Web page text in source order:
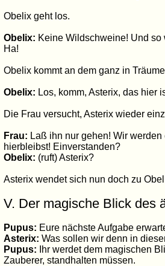
Obelix geht los.
Obelix: Keine Wildschweine! Und
Ha!
Obelix kommt an dem ganz in
Obelix: Los, komm, Asterix, das hier
Die Frau versucht, Asterix wieder
Frau: Laß ihn nur gehen! Wir
hierbleibst! Einverstanden?
Obelix: (ruft) Asterix?
Asterix wendet sich nun doch zu
V. Der magische Blick des
Pupus: Eure nächste Aufgabe
Asterix: Was sollen wir denn in
Pupus: Ihr werdet dem magischen
Zauberer, standhalten müssen.